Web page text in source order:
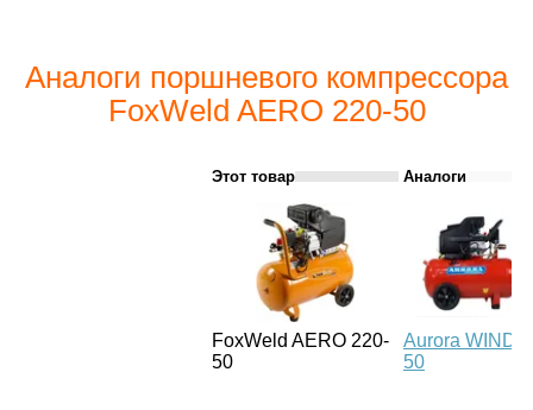
Аналоги поршневого компрессора
FoxWeld AERO 220-50
Этот товар Аналоги
FoxWeld AERO 220-
50
Aurora WIND-
50